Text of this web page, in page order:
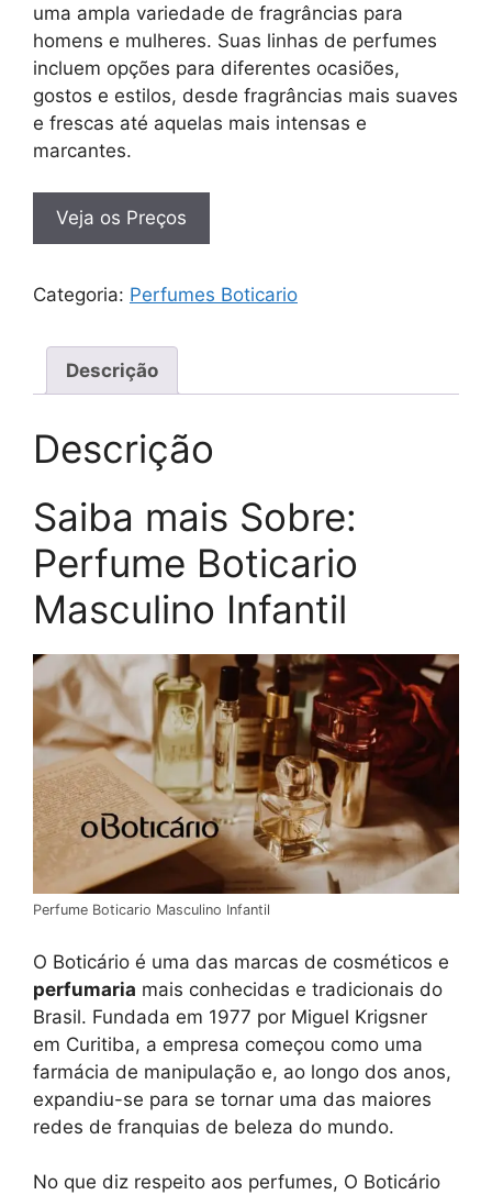
uma ampla variedade de fragrâncias para
homens e mulheres. Suas linhas de perfumes
incluem opções para diferentes ocasiões,
gostos e estilos, desde fragrâncias mais suaves
e frescas até aquelas mais intensas e
marcantes.
Veja os Preços
Categoria: Perfumes Boticario
Descrição
Descrição
Saiba mais Sobre:
Perfume Boticario
Masculino Infantil
Perfume Boticario Masculino Infantil
O Boticário é uma das marcas de cosméticos e
perfumaria mais conhecidas e tradicionais do
Brasil. Fundada em 1977 por Miguel Krigsner
em Curitiba, a empresa começou como uma
farmácia de manipulação e, ao longo dos anos,
expandiu-se para se tornar uma das maiores
redes de franquias de beleza do mundo.
No que diz respeito aos perfumes, O Boticário